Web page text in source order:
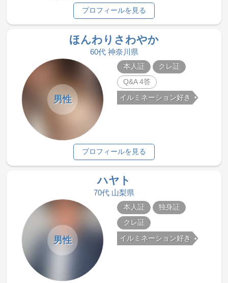
プロフィールを見る
ほんわりさわやか
60代 神奈川県
男性
本人証
クレ証
Q&A 4答
イルミネーション好き
プロフィールを見る
ハヤト
70代 山梨県
男性
本人証
独身証
クレ証
イルミネーション好き